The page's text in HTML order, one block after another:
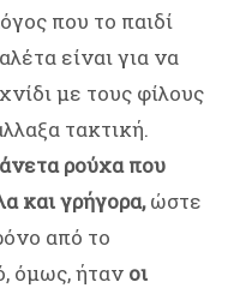
που το παιδί
είναι για να
με τους φίλους
τακτική.
άνετα ρούχα που
και γρήγορα,ώστε
από το
όμως, ήταν οι